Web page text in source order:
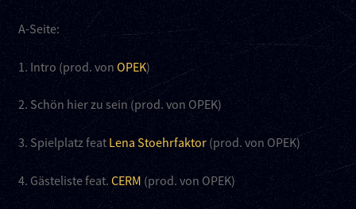
A-Seite:
1. Intro (prod. von OPEK)
2. Schön hier zu sein (prod. von OPEK)
3. Spielplatz feat Lena Stoehrfaktor(prod. von OPEK)
4. Gästeliste feat. CERM(prod. von OPEK)